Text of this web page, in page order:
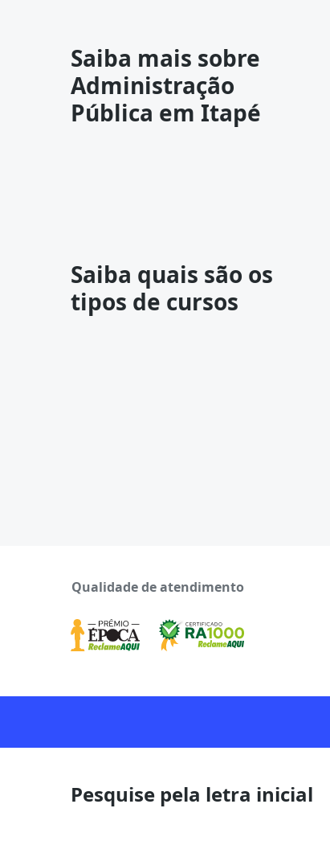
Saiba mais sobre
Administração
Pública em Itapé
Saiba quais são os
tipos de cursos
Qualidade de atendimento
Pesquise pela letra inicial